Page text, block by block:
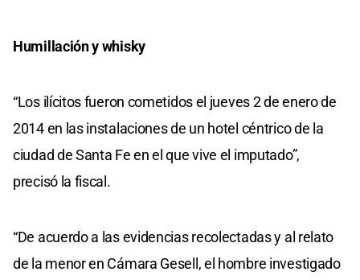
Humillación y whisky
“Los ilícitos fueron cometidos el jueves 2 de enero de
2014 en las instalaciones de un hotel céntrico de la
ciudad de Santa Fe en el que vive el imputado”,
precisó la fiscal.
“De acuerdo a las evidencias recolectadas y al relato
de la menor en Cámara Gesell, el hombre investigado